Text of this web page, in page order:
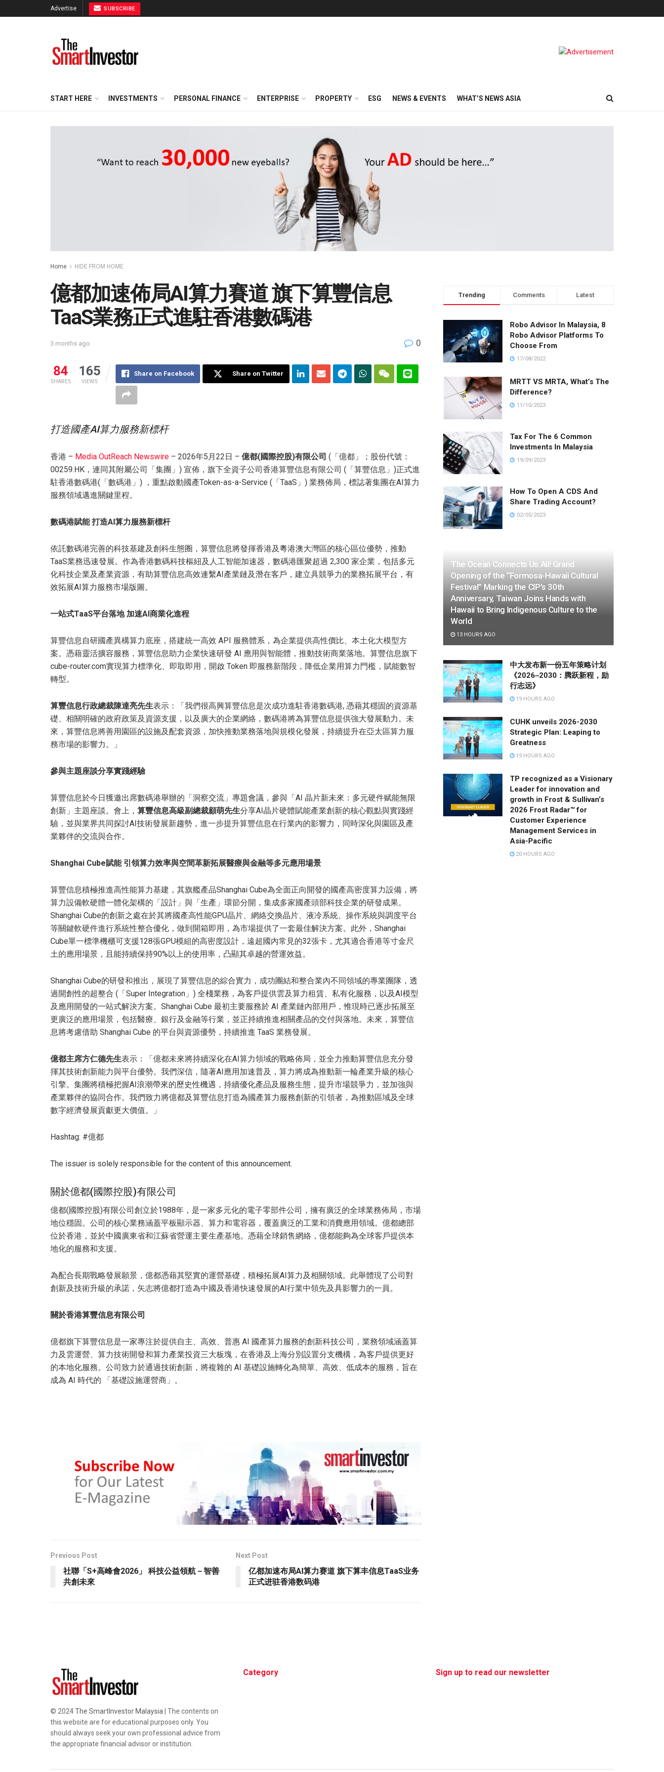
Advertise SUBSCRIBE
START HERE INVESTMENTS PERSONAL FINANCE ENTERPRISE PROPERTY ESG NEWS & EVENTS WHAT’S NEWS ASIA
Home HIDE FROM HOME
億都加速佈局AI算力賽道 旗下算豐信息
TaaS業務正式進駐香港數碼港
3 months ago 0
84
SHARES
165
VIEWS
Share on Facebook Share on Twitter
打造國產AI算力服務新標杆
香港 – Media OutReach Newswire – 2026年5月22日 – 億都(國際控股)有限公司 (「億都」；股份代號：
00259.HK，連同其附屬公司「集團」) 宣佈，旗下全資子公司香港算豐信息有限公司 (「算豐信息」)正式進
駐香港數碼港(「數碼港」) ，重點啟動國產Token-as-a-Service (「TaaS」) 業務佈局，標誌著集團在AI算力
服務領域邁進關鍵里程。
數碼港賦能 打造AI算力服務新標杆
依託數碼港完善的科技基建及創科生態圈，算豐信息將發揮香港及粵港澳大灣區的核心區位優勢，推動
TaaS業務迅速發展。作為香港數碼科技樞紐及人工智能加速器，數碼港匯聚超過 2,300 家企業，包括多元
化科技企業及產業資源，有助算豐信息高效連繫AI產業鏈及潛在客戶，建立具競爭力的業務拓展平台，有
效拓展AI算力服務市場版圖。
一站式TaaS平台落地 加速AI商業化進程
算豐信息自研國產異構算力底座，搭建統一高效 API 服務體系，為企業提供高性價比、本土化大模型方
案。憑藉靈活擴容服務，算豐信息助力企業快速研發 AI 應用與智能體，推動技術商業落地。算豐信息旗下
cube-router.com實現算力標準化、即取即用，開啟 Token 即服務新階段，降低企業用算力門檻，賦能數智
轉型。
算豐信息行政總裁陳達亮先生表示：「我們很高興算豐信息是次成功進駐香港數碼港, 憑藉其穩固的資源基
礎、相關明確的政府政策及資源支援，以及廣大的企業網絡，數碼港將為算豐信息提供強大發展動力。未
來，算豐信息將善用園區的設施及配套資源，加快推動業務落地與規模化發展，持續提升在亞太區算力服
務市場的影響力。」
參與主題座談分享實踐經驗
算豐信息於今日獲邀出席數碼港舉辦的「洞察交流」專題會議，參與「AI 晶片新未來：多元硬件赋能無限
創新」主題座談。會上， 算豐信息高級副總裁顧萌先生分享AI晶片硬體賦能產業創新的核心觀點與實踐經
驗，並與業界共同探討AI技術發展新趨勢，進一步提升算豐信息在行業內的影響力，同時深化與園區及產
業夥伴的交流與合作。
Shanghai Cube賦能 引領算力效率與空間革新拓展醫療與金融等多元應用場景
算豐信息積極推進高性能算力基建，其旗艦產品Shanghai Cube為全面正向開發的國產高密度算力設備，將
算力設備軟硬體一體化架構的「設計」與「生產」環節分開，集成多家國產頭部科技企業的研發成果。
Shanghai Cube的創新之處在於其將國產高性能GPU晶片、網絡交換晶片、液冷系統、操作系統與調度平台
等關鍵軟硬件進行系統性整合優化，做到開箱即用，為市場提供了一套最佳解決方案。此外，Shanghai
Cube單一標準機櫃可支援128張GPU模組的高密度設計，遠超國內常見的32張卡，尤其適合香港等寸金尺
土的應用場景，且能持續保持90%以上的使用率，凸顯其卓越的營運效益。
Shanghai Cube的研發和推出，展現了算豐信息的綜合實力，成功團結和整合業內不同領域的專業團隊，透
過開創性的超整合 (「Super Integration」) 全棧業務，為客戶提供雲及算力租賃、私有化服務，以及AI模型
及應用開發的一站式解決方案。Shanghai Cube 最初主要服務於 AI 產業鏈內部用戶，惟現時已逐步拓展至
更廣泛的應用場景，包括醫療、銀行及金融等行業，並正持續推進相關產品的交付與落地。未來，算豐信
息將考慮借助 Shanghai Cube 的平台與資源優勢，持續推進 TaaS 業務發展。
億都主席方仁德先生表示：「億都未來將持續深化在AI算力領域的戰略佈局，並全力推動算豐信息充分發
揮其技術創新能力與平台優勢。我們深信，隨著AI應用加速普及，算力將成為推動新一輪產業升級的核心
引擎。集團將積極把握AI浪潮帶來的歷史性機遇，持續優化產品及服務生態，提升市場競爭力，並加強與
產業夥伴的協同合作。我們致力將億都及算豐信息打造為國產算力服務創新的引領者，為推動區域及全球
數字經濟發展貢獻更大價值。」
Hashtag: #億都
The issuer is solely responsible for the content of this announcement.
關於億都(國際控股)有限公司
億都(國際控股)有限公司創立於1988年，是一家多元化的電子零部件公司，擁有廣泛的全球業務佈局，市場
地位穩固。公司的核心業務涵蓋平板顯示器、算力和電容器，覆蓋廣泛的工業和消費應用領域。億都總部
位於香港，並於中國廣東省和江蘇省營運主要生產基地。憑藉全球銷售網絡，億都能夠為全球客戶提供本
地化的服務和支援。
為配合長期戰略發展願景，億都憑藉其堅實的運營基礎，積極拓展AI算力及相關領域。此舉體現了公司對
創新及技術升級的承諾，矢志將億都打造為中國及香港快速發展的AI行業中領先及具影響力的一員。
關於香港算豐信息有限公司
億都旗下算豐信息是一家專注於提供自主、高效、普惠 AI 國產算力服務的創新科技公司，業務領域涵蓋算
力及雲運營、算力技術開發和算力產業投資三大板塊，在香港及上海分別設置分支機構，為客戶提供更好
的本地化服務。公司致力於通過技術創新，將複雜的 AI 基礎設施轉化為簡單、高效、低成本的服務，旨在
成為 AI 時代的 「基礎設施運營商」。
Previous Post
社聯「S+高峰會2026」 科技公益領航－智善
共創未來
Next Post
亿都加速布局AI算力赛道 旗下算丰信息TaaS业务
正式进驻香港数码港
Trending Comments Latest
Robo Advisor In Malaysia, 8
Robo Advisor Platforms To
Choose From
17/08/2022
MRTT VS MRTA, What’s The
Difference?
11/10/2023
Tax For The 6 Common
Investments In Malaysia
19/09/2023
How To Open A CDS And
Share Trading Account?
02/05/2023
The Ocean Connects Us All! Grand
Opening of the “Formosa-Hawaii Cultural
Festival” Marking the CIP’s 30th
Anniversary, Taiwan Joins Hands with
Hawaii to Bring Indigenous Culture to the
World
13 HOURS AGO
中大发布新一份五年策略计划
《2026‒2030：腾跃新程，励
行志远》
19 HOURS AGO
CUHK unveils 2026-2030
Strategic Plan: Leaping to
Greatness
19 HOURS AGO
TP recognized as a Visionary
Leader for innovation and
growth in Frost & Sullivan’s
2026 Frost Radar™ for
Customer Experience
Management Services in
Asia-Pacific
20 HOURS AGO
© 2024The SmartInvestor Malaysia | The contents on
this website are for educational purposes only. You
should always seek your own professional advice from
the appropriate financial advisor or institution.
Category Sign up to read our newsletter